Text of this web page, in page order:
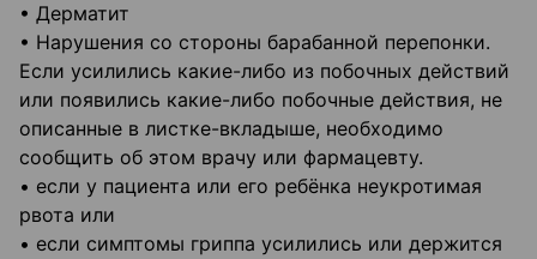
• Дерматит
• Нарушения со стороны барабанной перепонки.
Если усилились какие-либо из побочных действий
или появились какие-либо побочные действия, не
описанные в листке-вкладыше, необходимо
сообщить об этом врачу или фармацевту.
• если у пациента или его ребёнка неукротимая
рвота или
• если симптомы гриппа усилились или держится